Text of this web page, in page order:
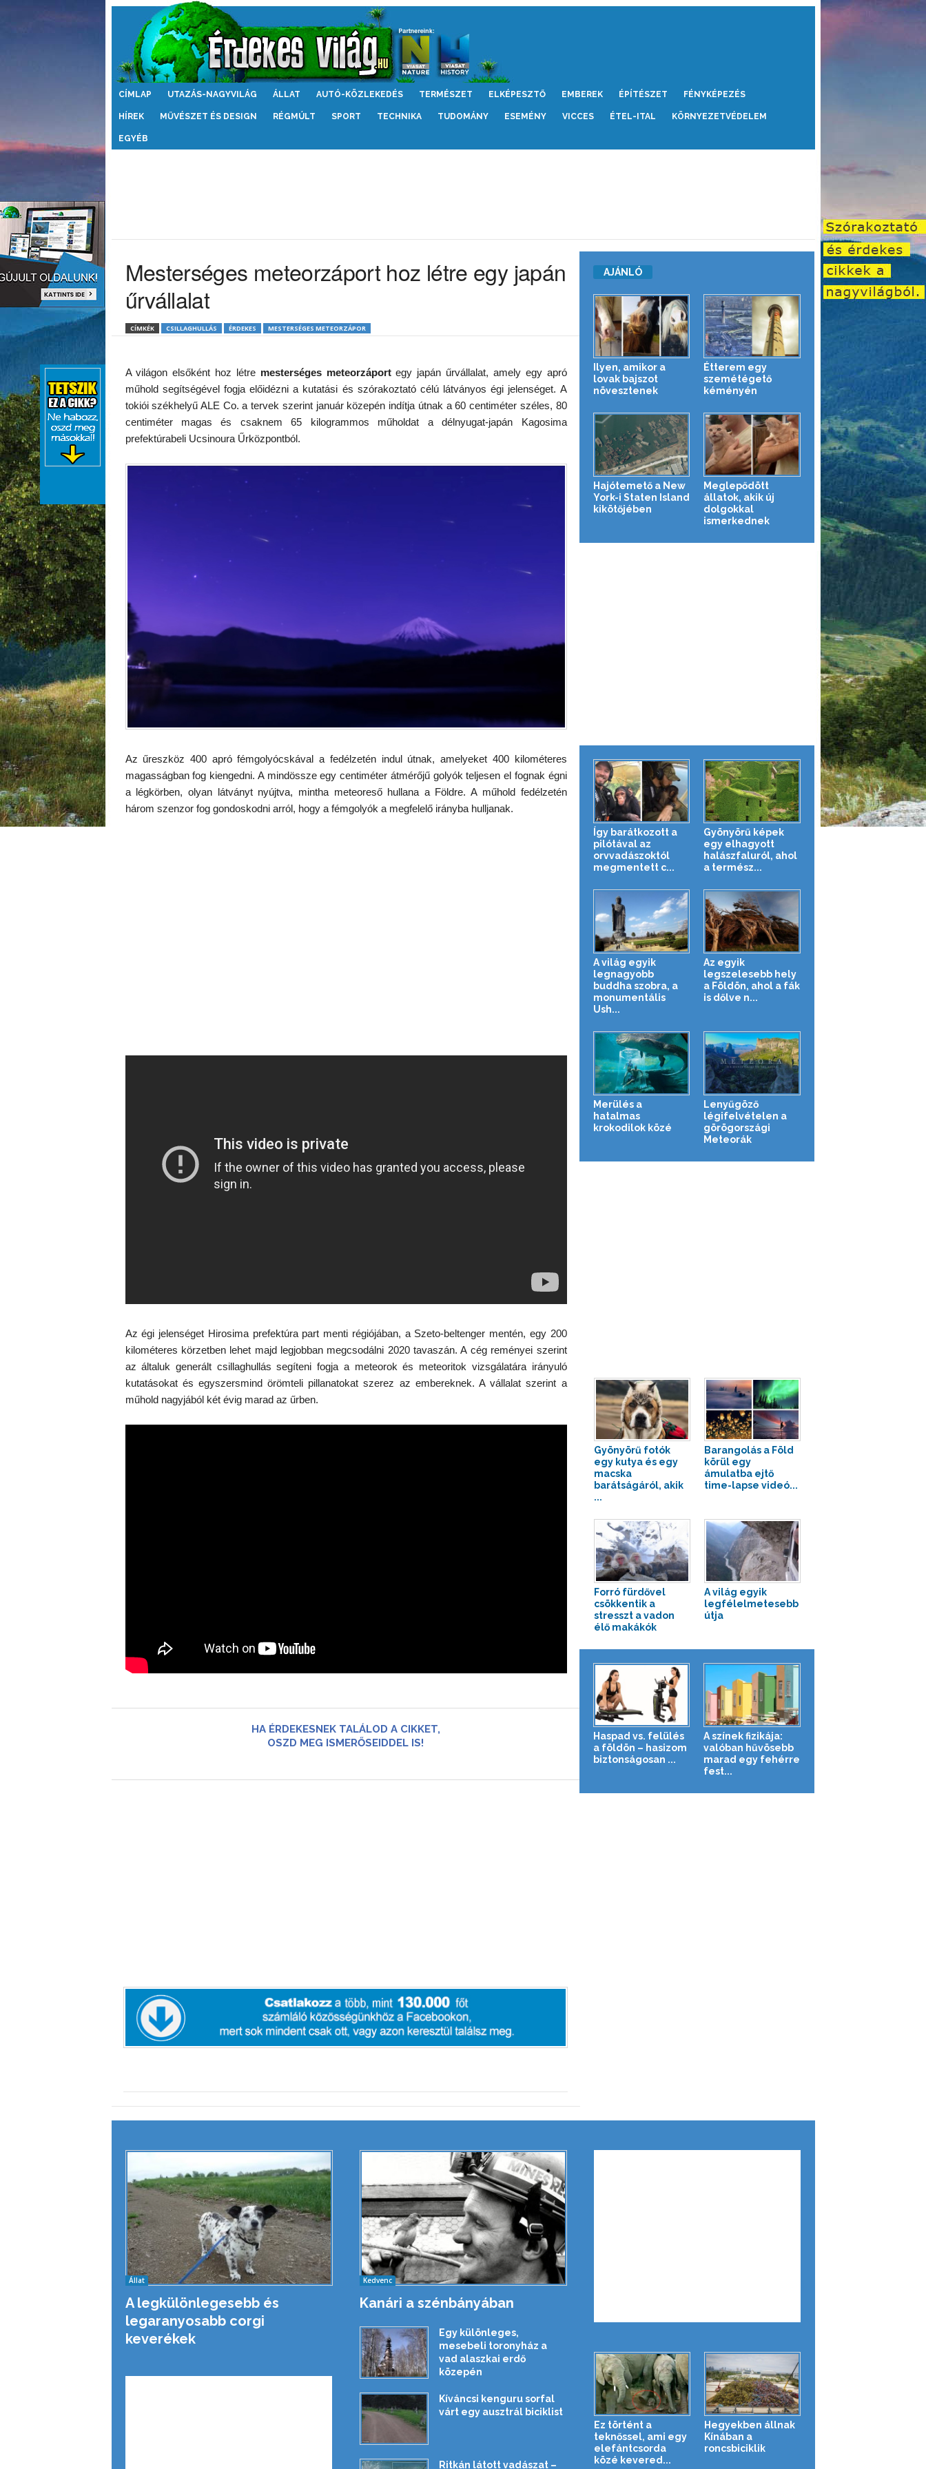
Érdekes
CÍMLAP UTAZÁS-NAGYVILÁG ÁLLAT AUTÓ-KÖZLEKEDÉS TERMÉSZET ELKÉPESZTŐ EMBEREK ÉPÍTÉSZET FÉNYKÉPEZÉS
HÍREK MŰVÉSZET ÉS DESIGN RÉGMÚLT SPORT TECHNIKA TUDOMÁNY ESEMÉNY VICCES ÉTEL-ITAL KÖRNYEZETVÉDELEM
EGYÉB
Mesterséges meteorzáport hoz létre egy japán
űrvállalat
CÍMKÉK CSILLAGHULLÁS ÉRDEKES MESTERSÉGES METEORZÁPOR
A világon elsőként hoz létre mesterséges meteorzáportegy japán űrvállalat, amely egy apró
műhold segítségével fogja előidézni a kutatási és szórakoztató célú látványos égi jelenséget. A
tokiói székhelyű ALE Co. a tervek szerint január közepén indítja útnak a 60 centiméter széles, 80
centiméter magas és csaknem 65 kilogrammos műholdat a délnyugat-japán Kagosima
prefektúrabeli Ucsinoura Űrközpontból.
Az űreszköz 400 apró fémgolyócskával a fedélzetén indul útnak, amelyeket 400 kilométeres
magasságban fog kiengedni. A mindössze egy centiméter átmérőjű golyók teljesen el fognak égni
a légkörben, olyan látványt nyújtva, mintha meteoreső hullana a Földre. A műhold fedélzetén
három szenzor fog gondoskodni arról, hogy a fémgolyók a megfelelő irányba hulljanak.
Az égi jelenséget Hirosima prefektúra part menti régiójában, a Szeto-beltenger mentén, egy 200
kilométeres körzetben lehet majd legjobban megcsodálni 2020 tavaszán. A cég reményei szerint
az általuk generált csillaghullás segíteni fogja a meteorok és meteoritok vizsgálatára irányuló
kutatásokat és egyszersmind örömteli pillanatokat szerez az embereknek. A vállalat szerint a
műhold nagyjából két évig marad az űrben.
HA ÉRDEKESNEK TALÁLOD A CIKKET,
OSZD MEG ISMERŐSEIDDEL IS!
AJÁNLÓ
Ilyen, amikor a
lovak bajszot
növesztenek
Étterem egy
szemétégető
kéményén
Hajótemető a New
York-i Staten Island
kikötőjében
Meglepődött
állatok, akik új
dolgokkal
ismerkednek
Így barátkozott a
pilótával az
orvvadászoktól
megmentett c...
Gyönyörű képek
egy elhagyott
halászfaluról, ahol
a termész...
A világ egyik
legnagyobb
buddha szobra, a
monumentális
Ush...
Az egyik
legszelesebb hely
a Földön, ahol a fák
is dőlve n...
Merülés a
hatalmas
krokodilok közé
Lenyűgöző
légifelvételen a
görögországi
Meteorák
Gyönyörű fotók
egy kutya és egy
macska
barátságáról, akik
...
Barangolás a Föld
körül egy
ámulatba ejtő
time-lapse videó...
Forró fürdővel
csökkentik a
stresszt a vadon
élő makákók
A világ egyik
legfélelmetesebb
útja
Haspad vs. felülés
a földön – hasizom
biztonságosan ...
A színek fizikája:
valóban hűvösebb
marad egy fehérre
fest...
Állat
A legkülönlegesebb és
legaranyosabb corgi
keverékek
Kedvenc
Kanári a szénbányában
Egy különleges,
mesebeli toronyház a
vad alaszkai erdő
közepén
Kíváncsi kenguru sorfal
várt egy ausztrál biciklist
Ritkán látott vadászat –
Ez történt a
teknőssel, ami egy
elefántcsorda
közé kevered...
Hegyekben állnak
Kínában a
roncsbiciklik